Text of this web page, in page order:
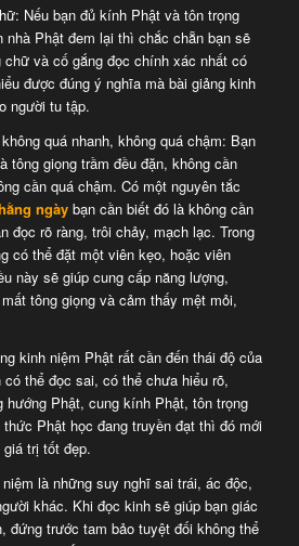
Nếu bạn đủ kính Phật và tôn trọng
nhà Phật đem lại thì chắc chẵn bạn sẽ
và cố gắng đọc chính xác nhất có
được đúng ý nghĩa mà bài giảng kinh
người tu tập.
quá nhanh, không quá chậm: Bạn
tông giọng trầm đều đặn, không cần
cần quá chậm. Có một nguyên tắc
ngày bạn cần biết đó là không cần
đọc rõ ràng, trôi chảy, mạch lạc. Trong
có thể đặt một viên kẹo, hoặc viên
này sẽ giúp cung cấp năng lượng,
tông giọng và cảm thấy mệt mỏi,
kinh niệm Phật rất cần đến thái độ của
thể đọc sai, có thể chưa hiểu rõ,
hướng Phật, cung kính Phật, tôn trọng
Phật học đang truyền đạt thì đó mới
trị tốt đẹp.
là những suy nghĩ sai trái, ác độc,
khác. Khi đọc kinh sẽ giúp bạn giác
đứng trước tam bảo tuyệt đối không thể